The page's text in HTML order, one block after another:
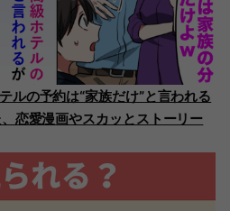
ルの予約は“家族だけ”と言われる
恋愛漫画やスカッとストーリー